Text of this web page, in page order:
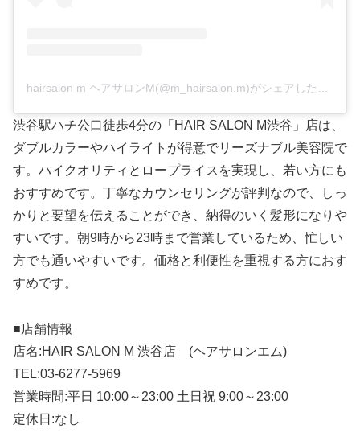
渋谷駅ハチ公口徒歩4分の「HAIR SALON M渋谷」店は、
ダブルカラーやハイライトが得意でリーズナブル美容院で
す。ハイクオリティとロープライスを実現し、若い方にも
おすすめです。丁寧なカウンセリングが評判なので、しっ
かりと要望を伝えることができ、納得のいく髪形になりや
すいです。朝9時から23時まで営業しているため、忙しい
方でも通いやすいです。価格と利便性を重視する方におす
すめです。
■店舗情報
店名:HAIR SALON M 渋谷店 (ヘアサロンエム)
TEL:03-6277-5969
営業時間:平日 10:00～23:00 土日祝 9:00～23:00
定休日:なし